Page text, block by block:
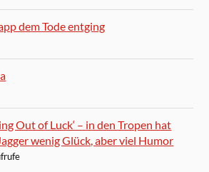
dem Tode entging
Out of Luck‘ – in den Tropen hat
wenig Glück, aber viel Humor